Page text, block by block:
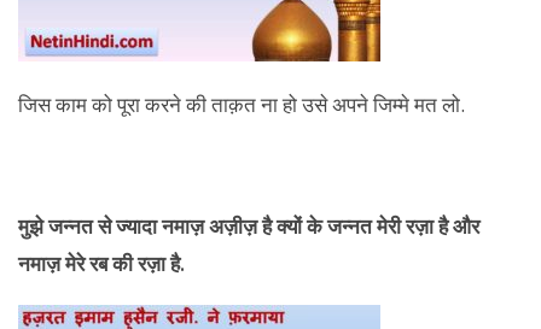
जिस काम को पूरा करने की ताक़त ना हो उसे अपने जिम्मे मत लो.
मुझे जन्नत से ज्यादा नमाज़ अज़ीज़ है क्यों के जन्नत मेरी रज़ा है और
नमाज़ मेरे रब की रज़ा है.